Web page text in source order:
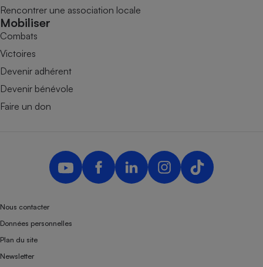
Rencontrer une association locale
Mobiliser
Combats
Victoires
Devenir adhérent
Devenir bénévole
Faire un don
Nous contacter
Données personnelles
Plan du site
Newsletter